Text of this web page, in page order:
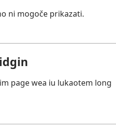
ni mogoče prikazati.
page wea iu lukaotem long